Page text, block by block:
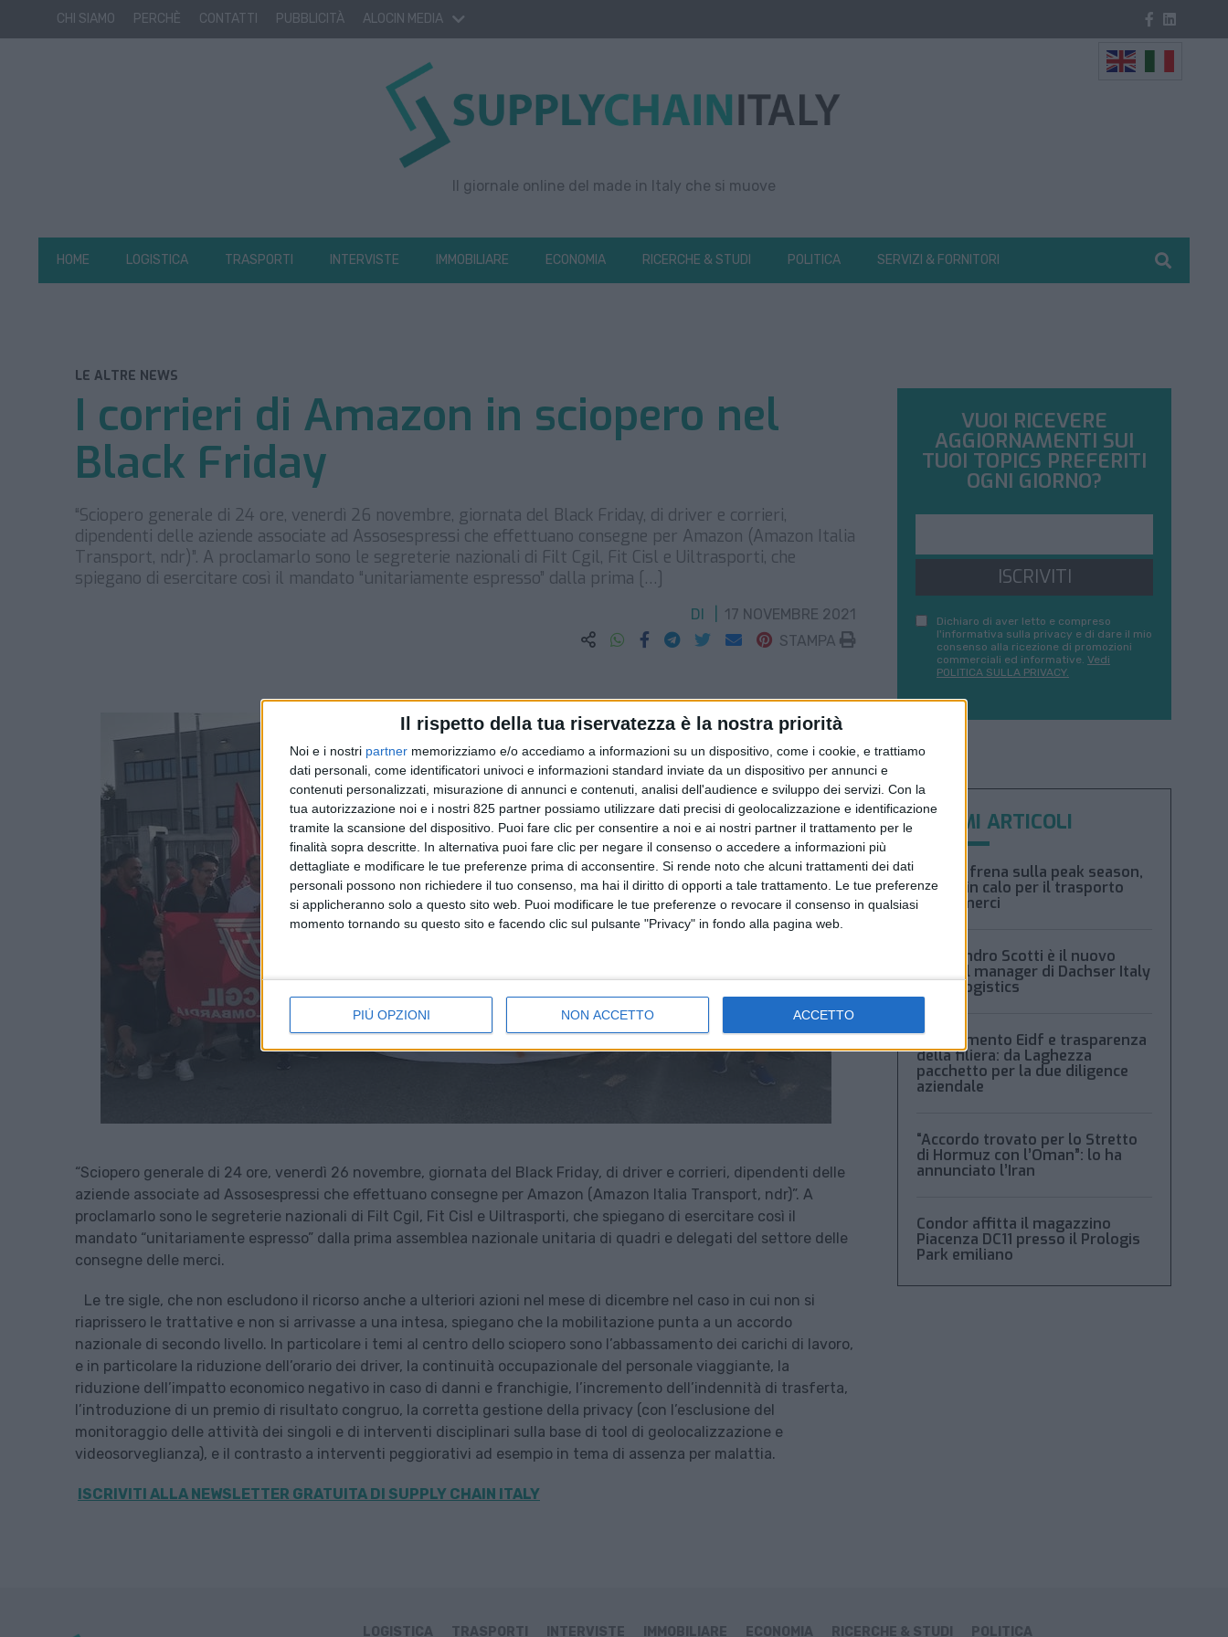
Il rispetto della tua riservatezza è la nostra priorità
Noi e i nostri partner memorizziamo e/o accediamo a informazioni su un dispositivo, come i cookie, e trattiamo
dati personali, come identificatori univoci e informazioni standard inviate da un dispositivo per annunci e
contenuti personalizzati, misurazione di annunci e contenuti, analisi dell'audience e sviluppo dei servizi. Con la
tua autorizzazione noi e i nostri 825 partner possiamo utilizzare dati precisi di geolocalizzazione e identificazione
tramite la scansione del dispositivo. Puoi fare clic per consentire a noi e ai nostri partner il trattamento per le
finalità sopra descritte. In alternativa puoi fare clic per negare il consenso o accedere a informazioni più
dettagliate e modificare le tue preferenze prima di acconsentire. Si rende noto che alcuni trattamenti dei dati
personali possono non richiedere il tuo consenso, ma hai il diritto di opporti a tale trattamento. Le tue preferenze
si applicheranno solo a questo sito web. Puoi modificare le tue preferenze o revocare il consenso in qualsiasi
momento tornando su questo sito e facendo clic sul pulsante "Privacy" in fondo alla pagina web.
PIÙ OPZIONI NON ACCETTO ACCETTO
CHI SIAMO PERCHÈ CONTATTI PUBBLICITÀ ALOCIN MEDIA
Il giornale online del made in Italy che si muove
HOME LOGISTICA TRASPORTI INTERVISTE IMMOBILIARE ECONOMIA RICERCHE & STUDI POLITICA SERVIZI & FORNITORI
LE ALTRE NEWS
I corrieri di Amazon in sciopero nel
Black Friday
“Sciopero generale di 24 ore, venerdì 26 novembre, giornata del Black Friday, di driver e corrieri,
dipendenti delle aziende associate ad Assosespressi che effettuano consegne per Amazon (Amazon Italia
Transport, ndr)”. A proclamarlo sono le segreterie nazionali di Filt Cgil, Fit Cisl e Uiltrasporti, che
spiegano di esercitare così il mandato “unitariamente espresso” dalla prima […]
DI
17 NOVEMBRE 2021
STAMPA
“Sciopero generale di 24 ore, venerdì 26 novembre, giornata del Black Friday, di driver e corrieri, dipendenti delle
aziende associate ad Assosespressi che effettuano consegne per Amazon (Amazon Italia Transport, ndr)”. A
proclamarlo sono le segreterie nazionali di Filt Cgil, Fit Cisl e Uiltrasporti, che spiegano di esercitare così il
mandato “unitariamente espresso” dalla prima assemblea nazionale unitaria di quadri e delegati del settore delle
consegne delle merci.
Le tre sigle, che non escludono il ricorso anche a ulteriori azioni nel mese di dicembre nel caso in cui non si
riaprissero le trattative e non si arrivasse a una intesa, spiegano che la mobilitazione punta a un accordo
nazionale di secondo livello. In particolare i temi al centro dello sciopero sono l’abbassamento dei carichi di lavoro,
e in particolare la riduzione dell’orario dei driver, la continuità occupazionale del personale viaggiante, la
riduzione dell’impatto economico negativo in caso di danni e franchigie, l’incremento dell’indennità di trasferta,
l’introduzione di un premio di risultato congruo, la corretta gestione della privacy (con l’esclusione del
monitoraggio delle attività dei singoli e di interventi disciplinari sulla base di tool di geolocalizzazione e
videosorveglianza), e il contrasto a interventi peggiorativi ad esempio in tema di assenza per malattia.
ISCRIVITI ALLA NEWSLETTER GRATUITA DI SUPPLY CHAIN ITALY
VUOI RICEVERE
AGGIORNAMENTI SUI
TUOI TOPICS PREFERITI
OGNI GIORNO?
ISCRIVITI
Dichiaro di aver letto e compreso
l'informativa sulla privacy e di dare il mio
consenso alla ricezione di promozioni
commerciali ed informative. Vedi
POLITICA SULLA PRIVACY.
ULTIMI ARTICOLI
Xeneta frena sulla peak season,
tariffe in calo per il trasporto
aereo merci
Alessandro Scotti è il nuovo
general manager di Dachser Italy
Food Logistics
Regolamento Eidf e trasparenza
della filiera: da Laghezza
pacchetto per la due diligence
aziendale
“Accordo trovato per lo Stretto
di Hormuz con l’Oman”: lo ha
annunciato l’Iran
Condor affitta il magazzino
Piacenza DC11 presso il Prologis
Park emiliano
LOGISTICA TRASPORTI INTERVISTE IMMOBILIARE ECONOMIA RICERCHE & STUDI POLITICA